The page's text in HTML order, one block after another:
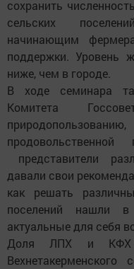
сохранить
сельских
начинающим
поддержки. Уровень
ниже, чем в городе.
В ходе семинара
Комитета
представители
давали свои
как решать
поселений нашли
актуальные для себя
Доля ЛПХ и КФХ в
Вехнетакерменского